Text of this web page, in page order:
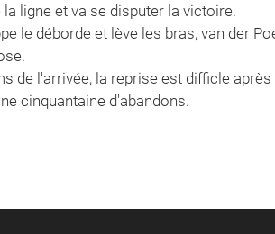
ligne et va se disputer la victoire.
le déborde et lève les bras, van der
de l'arrivée, la reprise est difficle
cinquantaine d'abandons.